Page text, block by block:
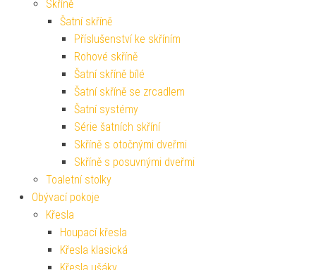
Skříně
Šatní skříně
Příslušenství ke skříním
Rohové skříně
Šatní skříně bílé
Šatní skříně se zrcadlem
Šatní systémy
Série šatních skříní
Skříně s otočnými dveřmi
Skříně s posuvnými dveřmi
Toaletní stolky
Obývací pokoje
Křesla
Houpací křesla
Křesla klasická